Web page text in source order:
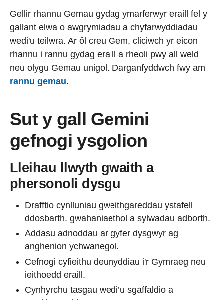
Gellir rhannu Gemau gydag ymarferwyr eraill fel y
gallant elwa o awgrymiadau a chyfarwyddiadau
wedi'u teilwra. Ar ôl creu Gem, cliciwch yr eicon
rhannu i rannu gydag eraill a rheoli pwy all weld
neu olygu Gemau unigol. Darganfyddwch fwy am
rannu gemau.
Sut y gall Gemini
gefnogi ysgolion
Lleihau llwyth gwaith a
phersonoli dysgu
Drafftio cynlluniau gweithgareddau ystafell
ddosbarth. gwahaniaethol a sylwadau adborth.
Addasu adnoddau ar gyfer dysgwyr ag
anghenion ychwanegol.
Cefnogi cyfieithu deunyddiau i'r Gymraeg neu
ieithoedd eraill.
Cynhyrchu tasgau wedi’u sgaffaldio a